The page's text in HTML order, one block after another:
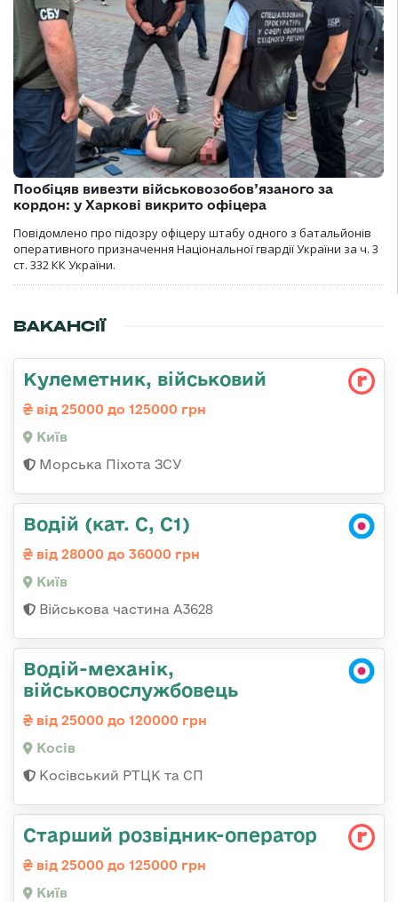
Пообіцяв вивезти військовозобов’язаного за
кордон: у Харкові викрито офіцера
Повідомлено про підозру офіцеру штабу одного з батальйонів
оперативного призначення Національної гвардії України за ч. 3
ст. 332 КК України.
ВАКАНСІЇ
Кулеметник, військовий
від 25000 до 125000 грн
Київ
Морська Піхота ЗСУ
Водій (кат. С, С1)
від 28000 до 36000 грн
Київ
Військова частина А3628
Водій-механік,
військовослужбовець
від 25000 до 120000 грн
Косів
Косівський РТЦК та СП
Стаpший pозвідник-опеpатоp
від 25000 до 125000 грн
Київ